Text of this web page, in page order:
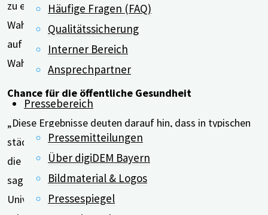
Häufige Fragen (FAQ)
Qualitätssicherung
Interner Bereich
Ansprechpartner
Pressebereich
Pressemitteilungen
Über digiDEM Bayern
Bildmaterial & Logos
Pressespiegel
zu entwickeln und eine um 29 Prozent höhere
Wahrscheinlichkeit, an Alzheimer zu erkranken. In Bezug
auf die geistigen Fähigkeiten war insbesondere die
Wahrnehmungsgeschwindigkeit betroffen.
Chance für die öffentliche Gesundheit
„Diese Ergebnisse deuten darauf hin, dass in typischen
städtischen Gemeinden in den USA höhere Lärmpegel
die Gehirne älterer Menschen beeinträchtigen können”,
sagte die leitende Autorin Sara D. Adar von der
University of Michigan School of Public Health in Ann